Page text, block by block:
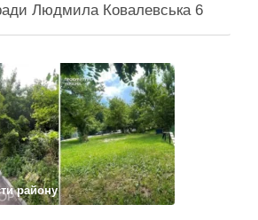
Людмила Ковалевська 6
конфлікт навколо
що розуміє обурення
дерев, але наполягає на
теплом понад 400
району